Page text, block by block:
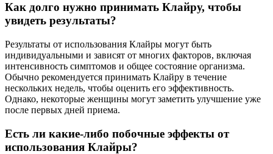
Как долго нужно принимать Клайру, чтобы
увидеть результаты?
Результаты от использования Клайры могут быть
индивидуальными и зависят от многих факторов, включая
интенсивность симптомов и общее состояние организма.
Обычно рекомендуется принимать Клайру в течение
нескольких недель, чтобы оценить его эффективность.
Однако, некоторые женщины могут заметить улучшение уже
после первых дней приема.
Есть ли какие-либо побочные эффекты от
использования Клайры?